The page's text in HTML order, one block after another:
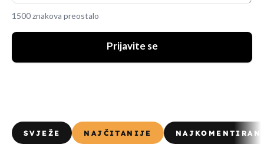
1500 znakova preostalo
Prijavite se
SVJEŽE NAJČITANIJE